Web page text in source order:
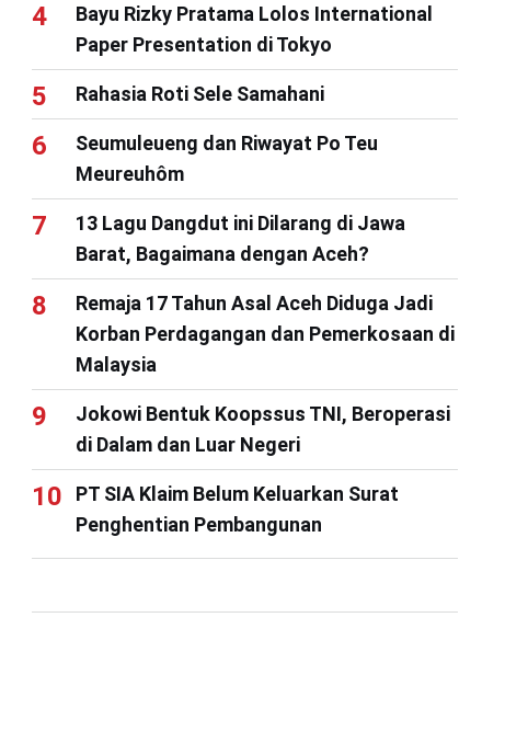
Bayu Rizky Pratama Lolos International
Paper Presentation di Tokyo
Rahasia Roti Sele Samahani
Seumuleueng dan Riwayat Po Teu
Meureuhôm
13 Lagu Dangdut ini Dilarang di Jawa
Barat, Bagaimana dengan Aceh?
Remaja 17 Tahun Asal Aceh Diduga Jadi
Korban Perdagangan dan Pemerkosaan di
Malaysia
Jokowi Bentuk Koopssus TNI, Beroperasi
di Dalam dan Luar Negeri
PT SIA Klaim Belum Keluarkan Surat
Penghentian Pembangunan